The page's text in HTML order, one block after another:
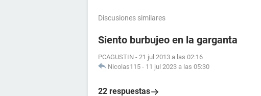
Discusiones similares
Siento burbujeo en la garganta
PCAGUSTIN - 21 jul 2013 a las 02:16
Nicolas115 - 11 jul 2023 a las 05:30
22 respuestas